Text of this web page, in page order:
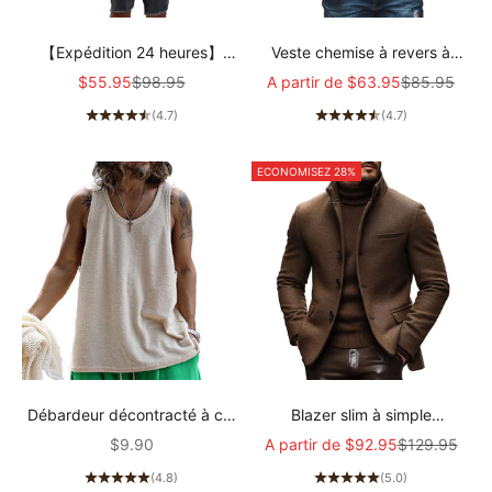
【Expédition 24 heures】
Ensemble t-shirt et short
Prix de vente
$55.95Prix normal
$98.95
(4.7)
Veste chemise à revers à
simple boutonnage et motif
Prix de vente
A partir de $63.95Prix normal
$85.95
(4.7)
Débardeur décontracté à col
rond pour homme de couleur
Prix de vente
$9.90
(4.8)
ECONOMISEZ 28%
Blazer slim à simple
boutonnage en mélange de
Prix de vente
A partir de $92.95Prix normal
$129.95
(5.0)